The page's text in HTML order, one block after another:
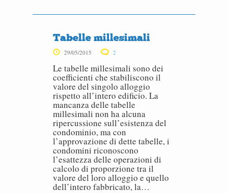
Tabelle millesimali
29/05/2015 2
Le tabelle millesimali sono dei
coefficienti che stabiliscono il
valore del singolo alloggio
rispetto all’intero edificio. La
mancanza delle tabelle
millesimali non ha alcuna
ripercussione sull’esistenza del
condominio, ma con
l’approvazione di dette tabelle, i
condomini riconoscono
l’esattezza delle operazioni di
calcolo di proporzione tra il
valore del loro alloggio e quello
dell’intero fabbricato, la…